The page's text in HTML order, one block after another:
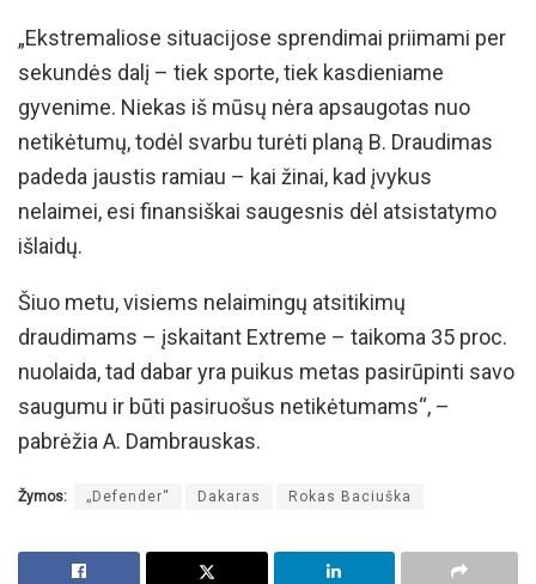
„Ekstremaliose situacijose sprendimai priimami per
sekundės dalį – tiek sporte, tiek kasdieniame
gyvenime. Niekas iš mūsų nėra apsaugotas nuo
netikėtumų, todėl svarbu turėti planą B. Draudimas
padeda jaustis ramiau – kai žinai, kad įvykus
nelaimei, esi finansiškai saugesnis dėl atsistatymo
išlaidų.
Šiuo metu, visiems nelaimingų atsitikimų
draudimams – įskaitant Extreme – taikoma 35 proc.
nuolaida, tad dabar yra puikus metas pasirūpinti savo
saugumu ir būti pasiruošus netikėtumams“, –
pabrėžia A. Dambrauskas.
Žymos: „Defender“ Dakaras Rokas Baciuška